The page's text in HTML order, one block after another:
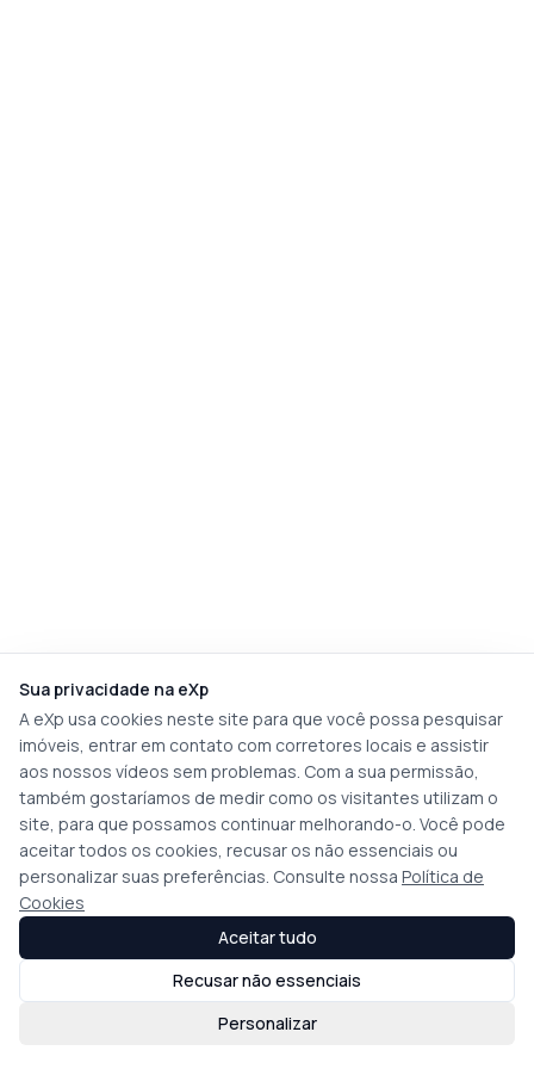
Sua privacidade na eXp
A eXp usa cookies neste site para que você possa pesquisar
imóveis, entrar em contato com corretores locais e assistir
aos nossos vídeos sem problemas. Com a sua permissão,
também gostaríamos de medir como os visitantes utilizam o
site, para que possamos continuar melhorando-o. Você pode
aceitar todos os cookies, recusar os não essenciais ou
personalizar suas preferências. Consulte nossa Política de
Cookies
Personalizar
Recusar não essenciais
Aceitar tudo